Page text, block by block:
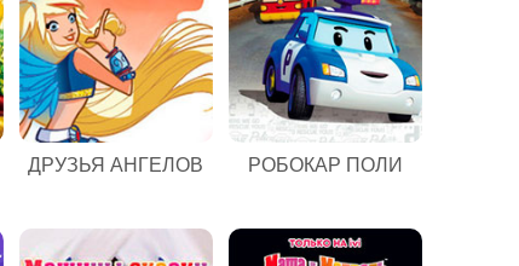
ДРУЗЬЯ АНГЕЛОВ РОБОКАР ПОЛИ